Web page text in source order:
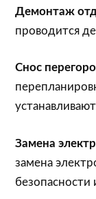
Демонтаж
проводится
Снос
Замена
замена
безопасности